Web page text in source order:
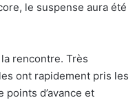
le suspense aura été
rencontre. Très
ont rapidement pris les
d’avance et